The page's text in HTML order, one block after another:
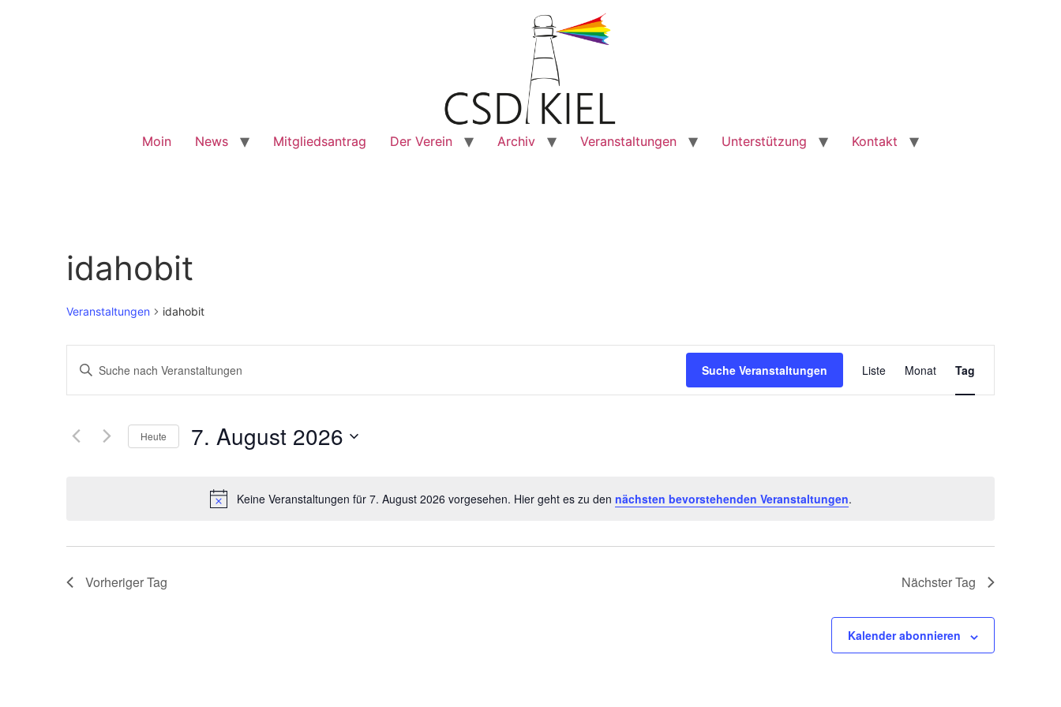
Moin News Mitgliedsantrag Der Verein Archiv Veranstaltungen Unterstützung Kontakt
Notice
Keine Veranstaltungen für 7. August 2026 vorgesehen. Hier geht es zu den nächsten bevorstehenden Veranstaltungen.
idahobit
Veranstaltungen idahobit
Veranstaltungen
Suche
Ansichten,
Bitte
Schlüsselwort
Suche
Veranstaltungen
Schlüsselwort.
Suche Veranstaltungen
Ansichten-
Liste Monat Tag
Heute 7. August 2026
Vorheriger Tag Nächster Tag
Kalender abonnieren